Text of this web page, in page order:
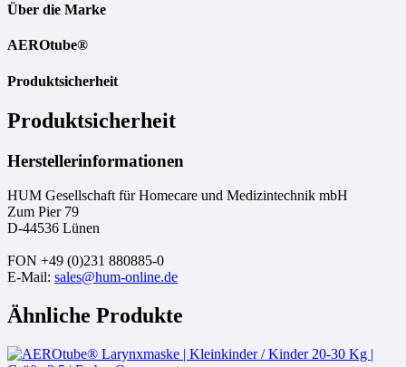
Über die Marke
AEROtube®
Produktsicherheit
Produktsicherheit
Herstellerinformationen
HUM Gesellschaft für Homecare und Medizintechnik mbH
Zum Pier 79
D-44536 Lünen
FON +49 (0)231 880885-0
E-Mail: sales@hum-online.de
Ähnliche Produkte